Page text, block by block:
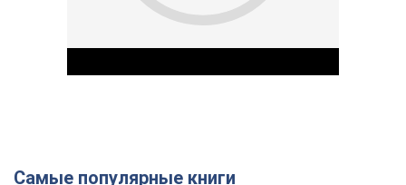
Самые популярные книги